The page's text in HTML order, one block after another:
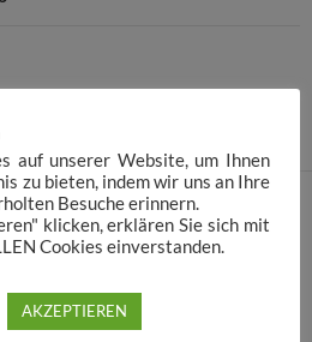
auf unserer Website, um Ihnen
zu bieten, indem wir uns an Ihre
Besuche erinnern.
klicken, erklären Sie sich mit
Cookies einverstanden.
AKZEPTIEREN